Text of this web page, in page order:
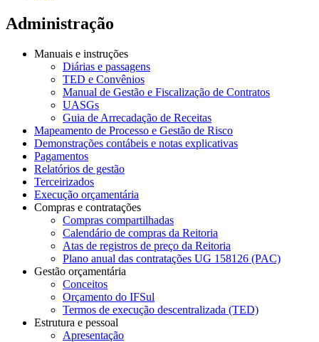
Administração
Manuais e instruções
Diárias e passagens
TED e Convênios
Manual de Gestão e Fiscalização de Contratos
UASGs
Guia de Arrecadação de Receitas
Mapeamento de Processo e Gestão de Risco
Demonstrações contábeis e notas explicativas
Pagamentos
Relatórios de gestão
Terceirizados
Execução orçamentária
Compras e contratações
Compras compartilhadas
Calendário de compras da Reitoria
Atas de registros de preço da Reitoria
Plano anual das contratações UG 158126 (PAC)
Gestão orçamentária
Conceitos
Orçamento do IFSul
Termos de execução descentralizada (TED)
Estrutura e pessoal
Apresentação